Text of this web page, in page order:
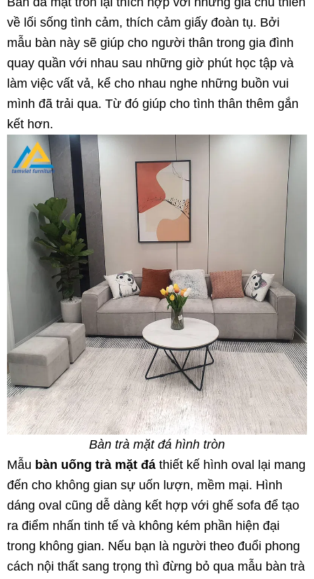
về lối sống tình cảm, thích cảm giấy đoàn tụ. Bởi
mẫu bàn này sẽ giúp cho người thân trong gia đình
quay quần với nhau sau những giờ phút học tập và
làm việc vất vả, kể cho nhau nghe những buồn vui
mình đã trải qua. Từ đó giúp cho tình thân thêm gắn
kết hơn.
Bàn trà mặt đá hình tròn
Mẫu bàn uống trà mặt đá thiết kế hình oval lại mang
đến cho không gian sự uốn lượn, mềm mại. Hình
dáng oval cũng dễ dàng kết hợp với ghế sofa để tạo
ra điểm nhấn tinh tế và không kém phần hiện đại
trong không gian. Nếu bạn là người theo đuổi phong
cách nội thất sang trọng thì đừng bỏ qua mẫu bàn trà